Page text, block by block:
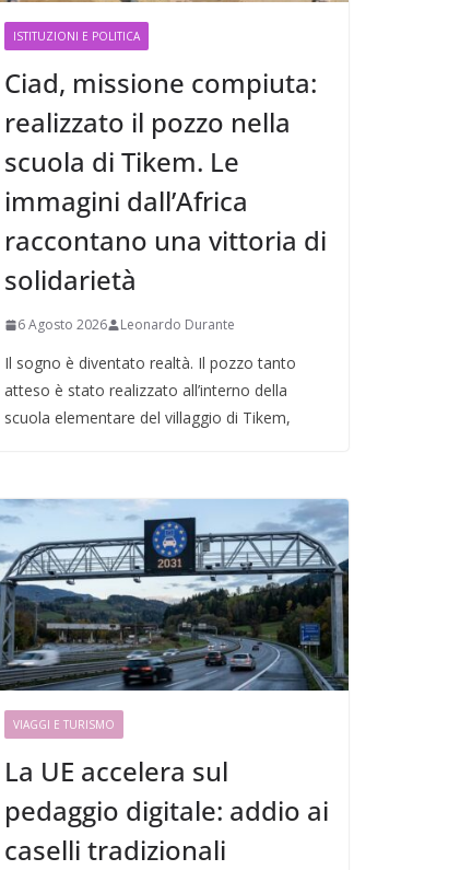
ISTITUZIONI E POLITICA
Ciad, missione compiuta:
realizzato il pozzo nella
scuola di Tikem. Le
immagini dall’Africa
raccontano una vittoria di
solidarietà
6 Agosto 2026 Leonardo Durante
Il sogno è diventato realtà. Il pozzo tanto
atteso è stato realizzato all’interno della
scuola elementare del villaggio di Tikem,
VIAGGI E TURISMO
La UE accelera sul
pedaggio digitale: addio ai
caselli tradizionali